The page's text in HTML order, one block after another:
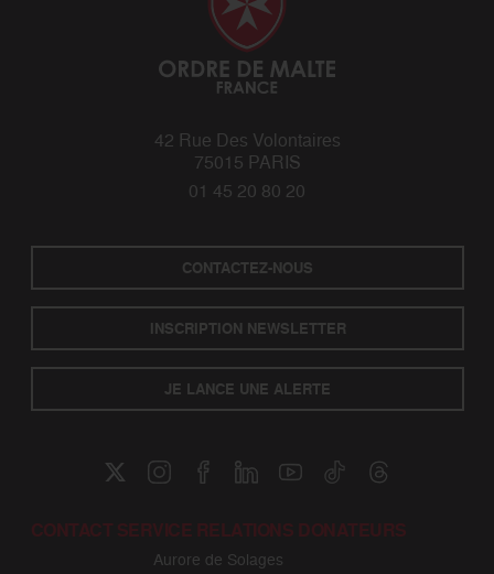
42 Rue Des Volontaires
75015 PARIS
01 45 20 80 20
CONTACTEZ-NOUS
INSCRIPTION NEWSLETTER
JE LANCE UNE ALERTE
CONTACT SERVICE RELATIONS DONATEURS
Aurore de Solages